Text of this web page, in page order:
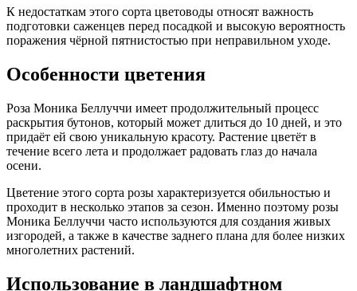
К недостаткам этого сорта цветоводы относят важность
подготовки саженцев перед посадкой и высокую вероятность
поражения чёрной пятнистостью при неправильном уходе.
Особенности цветения
Роза Моника Беллуччи имеет продолжительный процесс
раскрытия бутонов, который может длиться до 10 дней, и это
придаёт ей свою уникальную красоту. Растение цветёт в
течение всего лета и продолжает радовать глаз до начала
осени.
Цветение этого сорта розы характеризуется обильностью и
проходит в несколько этапов за сезон. Именно поэтому розы
Моника Беллуччи часто используются для создания живых
изгородей, а также в качестве заднего плана для более низких
многолетних растений.
Использование в ландшафтном